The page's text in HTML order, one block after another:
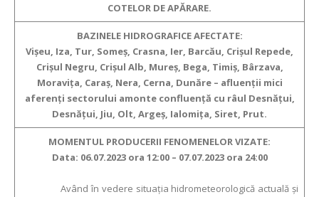
COTELOR DE APĂRARE.
BAZINELE HIDROGRAFICE AFECTATE:
Vişeu, Iza, Tur, Someş, Crasna, Ier, Barcău, Crişul Repede,
Crişul Negru, Crişul Alb, Mureş, Bega, Timiş, Bârzava,
Moraviţa, Caraş, Nera, Cerna, Dunăre – afluenţii mici
aferenţi sectorului amonte confluenţă cu râul Desnăţui,
Desnăţui, Jiu, Olt, Argeş, Ialomiţa, Siret, Prut.
MOMENTUL PRODUCERII FENOMENELOR VIZATE:
Data: 06.07.2023 ora 12:00 – 07.07.2023 ora 24:00
Având în vedere situaţia hidrometeorologică actuală şi